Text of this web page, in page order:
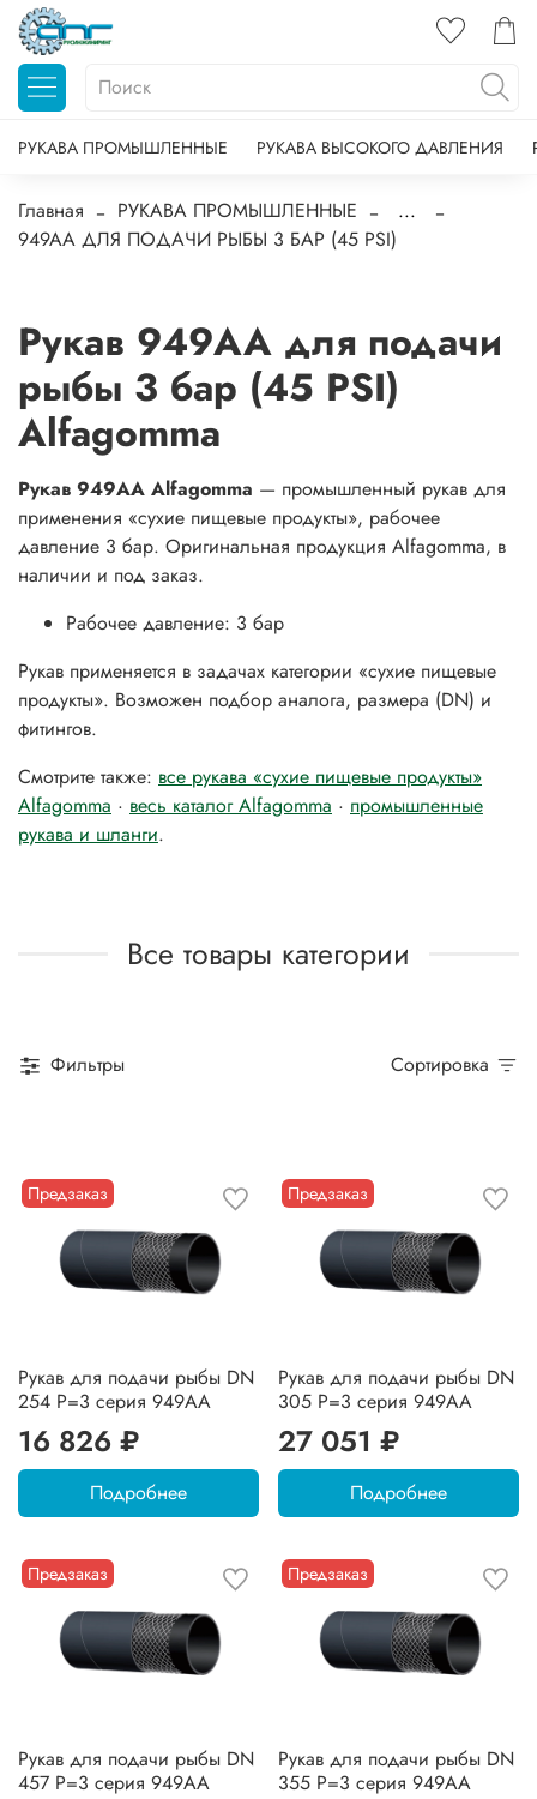
РУКАВА ПРОМЫШЛЕННЫЕ РУКАВА ВЫСОКОГО ДАВЛЕНИЯ
Главная РУКАВА ПРОМЫШЛЕННЫЕ
...
949AA ДЛЯ ПОДАЧИ РЫБЫ 3 БАР (45 PSI)
Рукав 949AA для подачи
рыбы 3 бар (45 PSI)
Alfagomma
Рукав 949AA Alfagomma — промышленный рукав для
применения «сухие пищевые продукты», рабочее
давление 3 бар. Оригинальная продукция Alfagomma, в
наличии и под заказ.
Рабочее давление: 3 бар
Рукав применяется в задачах категории «сухие пищевые
продукты». Возможен подбор аналога, размера (DN) и
фитингов.
Смотрите также: все рукава «сухие пищевые продукты»
Alfagomma · весь каталог Alfagomma · промышленные
рукава и шланги.
Все товары категории
Фильтры Сортировка
Предзаказ
Рукав для подачи рыбы DN
254 P=3 серия 949AA
16 826 ₽
Подробнее
Предзаказ
Рукав для подачи рыбы DN
305 P=3 серия 949AA
27 051 ₽
Подробнее
Предзаказ
Рукав для подачи рыбы DN
457 P=3 серия 949AA
Предзаказ
Рукав для подачи рыбы DN
355 P=3 серия 949AA